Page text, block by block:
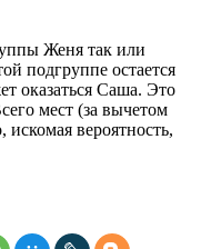
Женя так или
подгруппе остается
оказаться Саша. Это
мест (за вычетом
вероятность,